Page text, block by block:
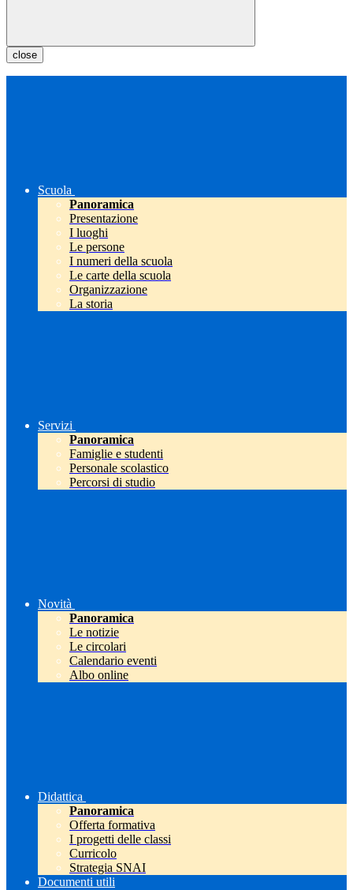
close
Scuola
Panoramica
Presentazione
I luoghi
Le persone
I numeri della scuola
Le carte della scuola
Organizzazione
La storia
Servizi
Panoramica
Famiglie e studenti
Personale scolastico
Percorsi di studio
Novità
Panoramica
Le notizie
Le circolari
Calendario eventi
Albo online
Didattica
Panoramica
Offerta formativa
I progetti delle classi
Curricolo
Strategia SNAI
Documenti utili